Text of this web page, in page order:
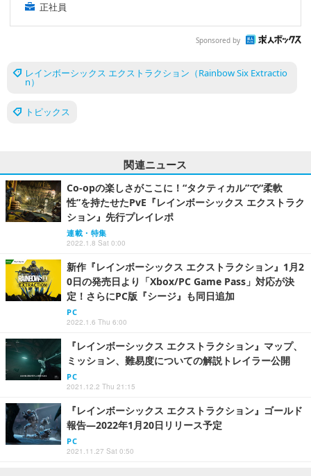
正社員
Sponsored by
レインボーシックス エクストラクション（Rainbow Six Extractio
n）
トピックス
関連ニュース
Co-opの楽しさがここに！“タクティカル”で“柔軟
性”を持たせたPvE『レインボーシックス エクストラク
ション』先行プレイレポ
連載・特集
2022.1.8 Sat 0:00
新作『レインボーシックス エクストラクション』1月2
0日の発売日より「Xbox/PC Game Pass」対応が決
定！さらにPC版『シージ』も同日追加
PC
2022.1.6 Thu 6:00
『レインボーシックス エクストラクション』マップ、
ミッション、難易度についての解説トレイラー公開
PC
2021.12.2 Thu 21:15
『レインボーシックス エクストラクション』ゴールド
報告―2022年1月20日リリース予定
PC
2021.11.27 Sat 0:50